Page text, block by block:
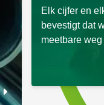
Elk cijfer en
bevestigt dat
meetbare